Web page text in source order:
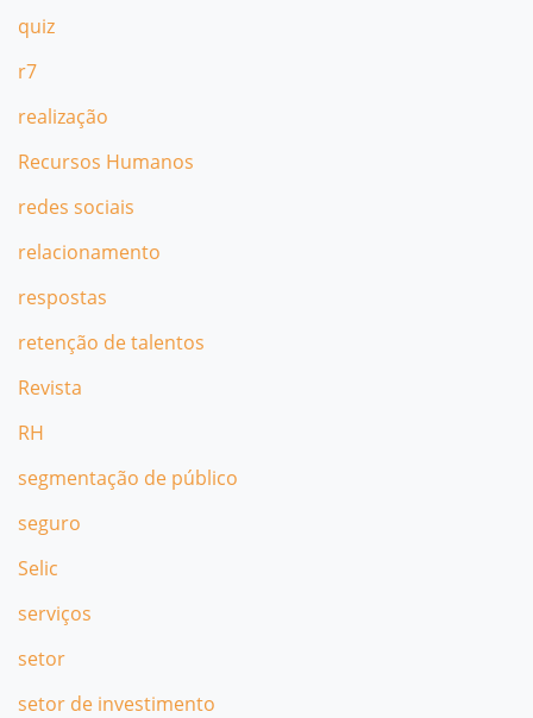
quiz
r7
realização
Recursos Humanos
redes sociais
relacionamento
respostas
retenção de talentos
Revista
RH
segmentação de público
seguro
Selic
serviços
setor
setor de investimento